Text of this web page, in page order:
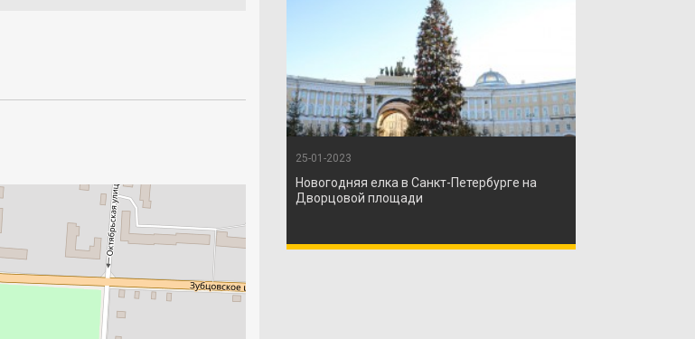
25-01-2023
Новогодняя елка в Санкт-Петербурге на
Дворцовой площади